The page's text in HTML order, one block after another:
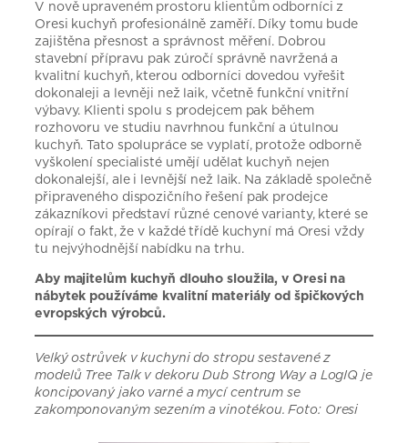
V nově upraveném prostoru klientům odborníci z
Oresi kuchyň profesionálně zaměří. Díky tomu bude
zajištěna přesnost a správnost měření. Dobrou
stavební přípravu pak zúročí správně navržená a
kvalitní kuchyň, kterou odborníci dovedou vyřešit
dokonaleji a levněji než laik, včetně funkční vnitřní
výbavy. Klienti spolu s prodejcem pak během
rozhovoru ve studiu navrhnou funkční a útulnou
kuchyň. Tato spolupráce se vyplatí, protože odborně
vyškolení specialisté umějí udělat kuchyň nejen
dokonalejší, ale i levnější než laik. Na základě společně
připraveného dispozičního řešení pak prodejce
zákazníkovi představí různé cenové varianty, které se
opírají o fakt, že v každé třídě kuchyní má Oresi vždy
tu nejvýhodnější nabídku na trhu.
Aby majitelům kuchyň dlouho sloužila, v Oresi na
nábytek používáme kvalitní materiály od špičkových
evropských výrobců.
Velký ostrůvek v kuchyni do stropu sestavené z
modelů Tree Talk v dekoru Dub Strong Way a LogIQ je
koncipovaný jako varné a mycí centrum se
zakomponovaným sezením a vinotékou. Foto: Oresi